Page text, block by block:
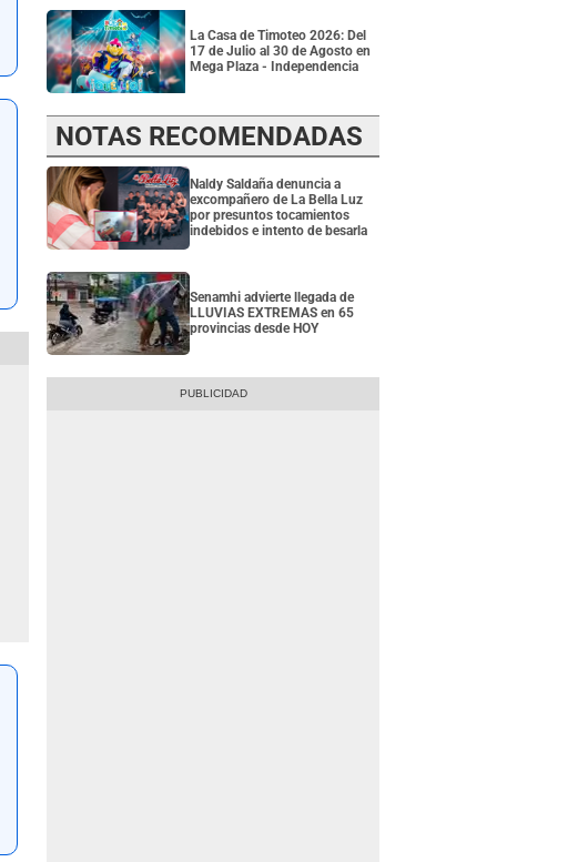
La Casa de Timoteo 2026: Del
17 de Julio al 30 de Agosto en
Mega Plaza - Independencia
NOTAS RECOMENDADAS
Naldy Saldaña denuncia a
excompañero de La Bella Luz
por presuntos tocamientos
indebidos e intento de besarla
Senamhi advierte llegada de
LLUVIAS EXTREMAS en 65
provincias desde HOY